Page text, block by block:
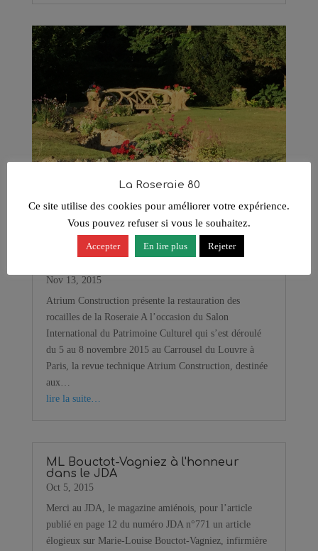
Atrium Construction présente la
restauration des rocailles de la
Nov 13, 2015
Atrium Construction présente la restauration des
rocailles de la Roseraie A l’occasion du Salon
International du Patrimoine Culturel qui s’est déroulé
du 5 au 8 novembre 2015 au Carrousel du Louvre à
Paris, la revue technique Atrium Construction, destinée
aux…
lire la suite…
ML Bouctot-Vagniez à l'honneur
dans le JDA
Oct 5, 2015
Merci au JDA, le magazine amiénois, pour l’article
publié en page 12 du numéro JDA n°771 un article
élogieux sur Marie-Louise Bouctot-Vagniez, infirmière
La Roseraie 80
Ce site utilise des cookies pour améliorer votre expérience.
Vous pouvez refuser si vous le souhaitez.
Accepter En lire plus Rejeter